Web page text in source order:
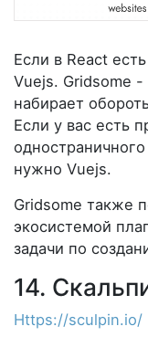
Если в React
Vuejs. Gridsome
набирает
Если у вас есть
нужно Vuejs.
Gridsome также
экосистемой
задачи по
14.
Https://sculpin.io/